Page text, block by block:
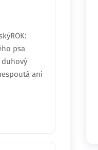
psa
duhový
ani